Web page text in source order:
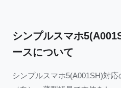
シンプルスマホ
ースについて
シンプルスマホ5(A001SH)対